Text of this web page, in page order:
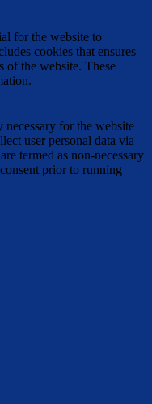
for the website to
cookies that ensures
of the website. These
for the website
user personal data via
termed as non-necessary
prior to running